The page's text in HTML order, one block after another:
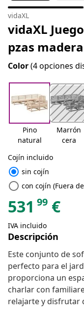
vidaXL
vidaXL
pzas
Color(4 opciones
Pino
natural
Marrón
cera
Cojín incluido
radio_button_checked sin cojín
radio_button_unchecked con cojín (Fuera
531 99 €
IVA incluido
Descripción
Este conjunto de
perfecto para el
proporciona un
charlar con
relajarte y disfrutar